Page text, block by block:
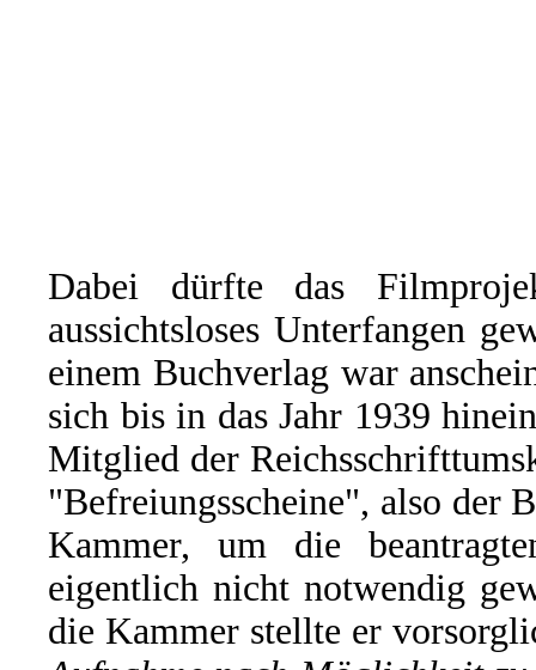
Dabei dürfte das
aussichtsloses Unterfangen
einem Buchverlag war
sich bis in das Jahr 1939
Mitglied der
"Befreiungsscheine", also der
Kammer, um die
eigentlich nicht notwendig
die Kammer stellte er